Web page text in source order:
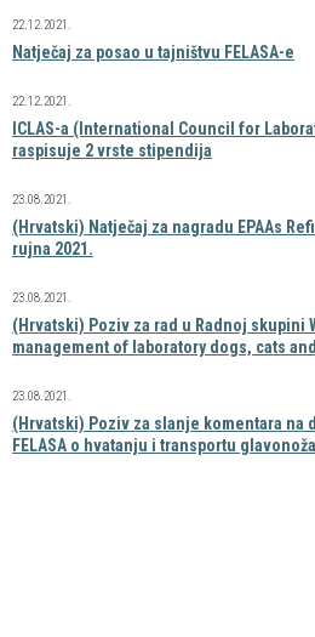
Natječaj za posao u tajništvu FELASA-e
22.12.2021.
ICLAS-a (International Council for
raspisuje 2 vrste stipendija
22.12.2021.
(Hrvatski) Natječaj za nagradu EPAAs
rujna 2021.
23.08.2021.
(Hrvatski) Poziv za rad u Radnoj skupini
management of laboratory dogs, cats
23.08.2021.
(Hrvatski) Poziv za slanje komentara na
FELASA o hvatanju i transportu
23.08.2021.